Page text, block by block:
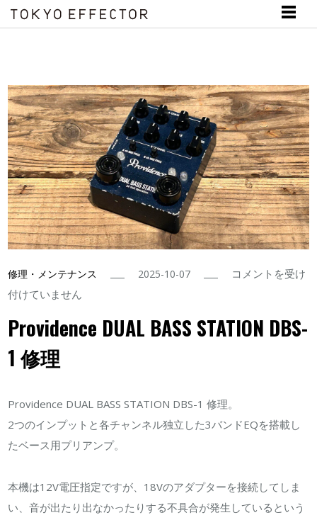
修理・メンテナンス 2025-10-07
Providence
STATION
コメントを受け
付けていません
Providence DUAL BASS STATION DBS-
1 修理
Providence DUAL BASS STATION DBS-1 修理。
2つのインプットと各チャンネル独立した3バンドEQを搭載し
たベース用プリアンプ。
本機は12V電圧指定ですが、18Vのアダプターを接続してしま
い、音が出たり出なかったりする不具合が発生しているという